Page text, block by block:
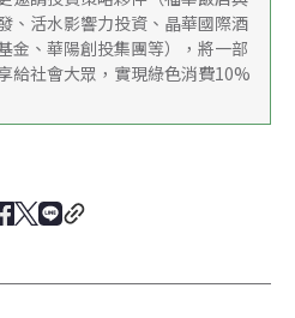
、活水影響力投資、晶華國際酒
金、華陽創投集團等），將一部
給社會大眾，實現綠色消費10%